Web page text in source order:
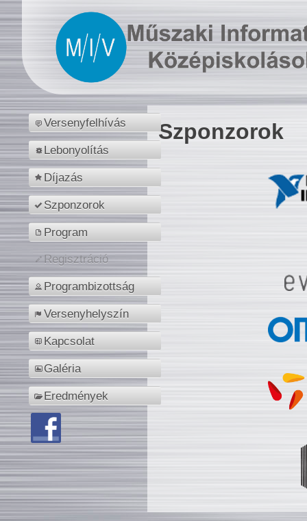
Versenyfelhívás
Lebonyolítás
Díjazás
Szponzorok
Program
Regisztráció
Programbizottság
Versenyhelyszín
Kapcsolat
Galéria
Eredmények
Szponzorok